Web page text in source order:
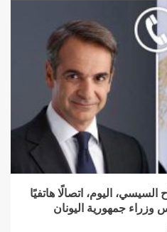
اليوم، اتصالًا هاتفيًا
جمهورية اليونان